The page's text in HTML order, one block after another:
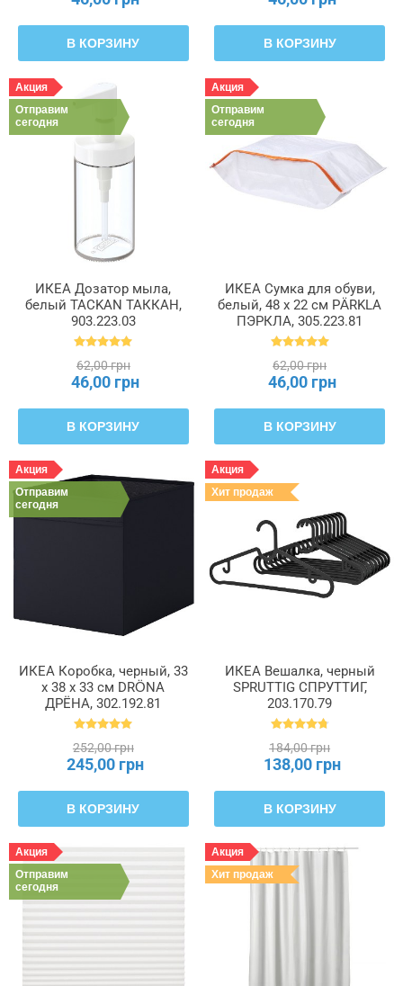
В КОРЗИНУ В КОРЗИНУ
Акция
Отправим
сегодня
ИКЕА Дозатор мыла,
белый TACKAN ТАККАН,
903.223.03
62,00 грн
46,00 грн
В КОРЗИНУ
Акция
Отправим
сегодня
ИКЕА Сумка для обуви,
белый, 48 x 22 см PÄRKLA
ПЭРКЛА, 305.223.81
62,00 грн
46,00 грн
В КОРЗИНУ
Акция
Отправим
сегодня
ИКЕА Коробка, черный, 33
x 38 x 33 см DRÖNA
ДРЁНА, 302.192.81
252,00 грн
245,00 грн
В КОРЗИНУ
Акция
Хит продаж
ИКЕА Вешалка, черный
SPRUTTIG СПРУТТИГ,
203.170.79
184,00 грн
138,00 грн
В КОРЗИНУ
Акция
Отправим
сегодня
Акция
Хит продаж